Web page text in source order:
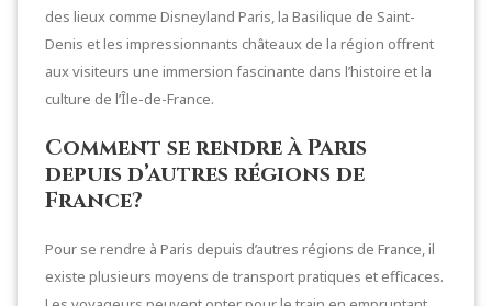
des lieux comme Disneyland Paris, la Basilique de Saint-
Denis et les impressionnants châteaux de la région offrent
aux visiteurs une immersion fascinante dans l’histoire et la
culture de l’Île-de-France.
Comment se rendre à Paris
depuis d’autres régions de
France?
Pour se rendre à Paris depuis d’autres régions de France, il
existe plusieurs moyens de transport pratiques et efficaces.